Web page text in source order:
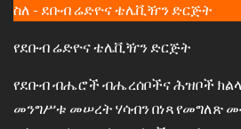
ስለ - ደቡብ ሬድዮና ቴሌቪዥን ድርጅት
የደቡብ ሬድዮና ቴሌቪዥን ድርጅት
የደቡብ ብሔሮች ብሔረሰቦችና ሕዝቦች
መንግሥቱ መሠረት ሃሳብን በነጻ የመግለጽ